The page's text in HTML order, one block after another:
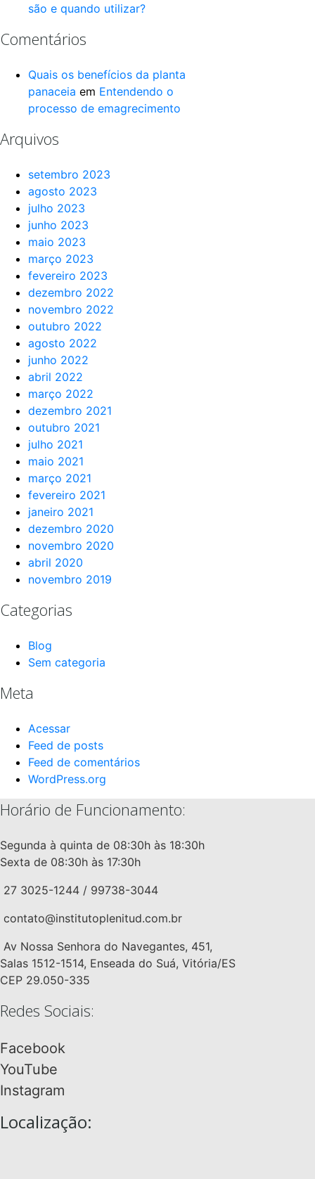
são e quando utilizar?
Comentários
Quais os benefícios da planta
panaceia em Entendendo o
processo de emagrecimento
Arquivos
setembro 2023
agosto 2023
julho 2023
junho 2023
maio 2023
março 2023
fevereiro 2023
dezembro 2022
novembro 2022
outubro 2022
agosto 2022
junho 2022
abril 2022
março 2022
dezembro 2021
outubro 2021
julho 2021
maio 2021
março 2021
fevereiro 2021
janeiro 2021
dezembro 2020
novembro 2020
abril 2020
novembro 2019
Categorias
Blog
Sem categoria
Meta
Acessar
Feed de posts
Feed de comentários
WordPress.org
Horário de Funcionamento:
Segunda à quinta de 08:30h às 18:30h
Sexta de 08:30h às 17:30h
27 3025-1244 / 99738-3044
contato@institutoplenitud.com.br
Av Nossa Senhora do Navegantes, 451,
Salas 1512-1514, Enseada do Suá, Vitória/ES
CEP 29.050-335
Redes Sociais:
Facebook
YouTube
Instagram
Localização: